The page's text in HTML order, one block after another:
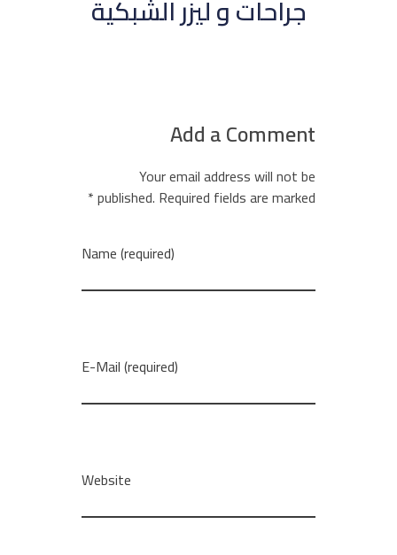
جراحات و ليزر الشبكية
Add a Comment
Your email address will not be
published. Required fields are marked *
Name (required)
E-Mail (required)
Website